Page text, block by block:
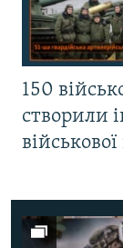
150
створили